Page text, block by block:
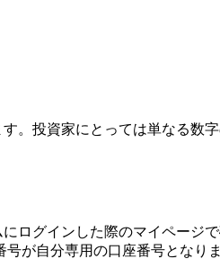
。投資家にとっては単なる数
ログインした際のマイページ
が自分専用の口座番号となりま